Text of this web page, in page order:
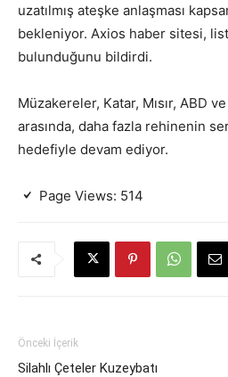
uzatılmış ateşke anlaşması
bekleniyor. Axios haber sitesi,
bulunduğunu bildirdi.
Müzakereler, Katar, Mısır, ABD
arasında, daha fazla rehinenin
hedefiyle devam ediyor.
Page Views: 514
Önceki İçerik
Silahlı Çeteler Kuzeybatı